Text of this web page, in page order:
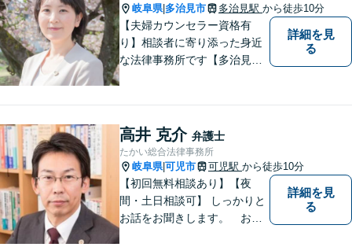
岐阜県| 多治見市 多治見駅 から徒歩10分
【夫婦カウンセラー資格有
り】相談者に寄り添った身近
な法律事務所です【多治見駅
市など東濃地方を中心エリア
として活動している法律事務
所です。
詳細を見
る
高井 克介 弁護士
たかい総合法律事務所
岐阜県|可児市 可児駅 から徒歩10分
【初回無料相談あり】【夜
間・土日相談可】 しっかりと
お話をお聞きします。 お気
詳細を見
る